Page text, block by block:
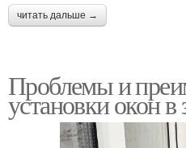
читать дальше →
Проблемы и
установки окон